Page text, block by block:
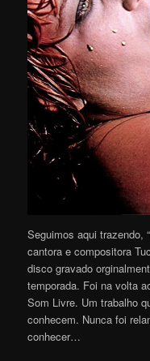
Seguimos aqui trazendo,
cantora e compositora
disco gravado
temporada. Foi na volta
Som Livre. Um trabalho
conhecem. Nunca foi
conhecer…